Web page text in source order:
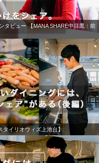
タビュー 【MANA SHARE中目黒：前
タイリオウィズ上池台】